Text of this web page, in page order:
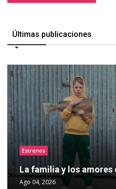
Últimas publicaciones
Estrenos
La familia y los amores
Ago 04, 2026